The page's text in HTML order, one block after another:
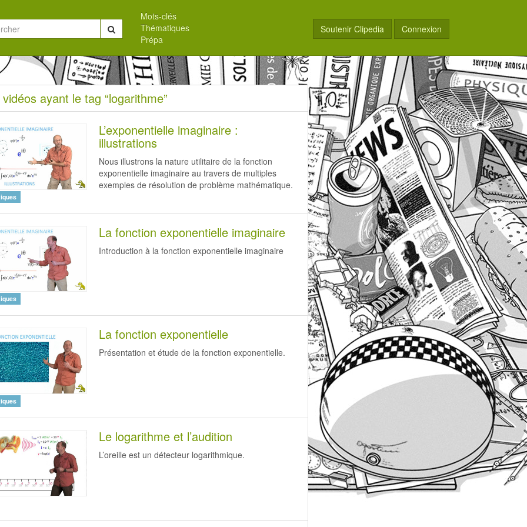
Chercher
Mots-clés
Thématiques
Prépa
Soutenir Clipedia Connexion
ayant le tag “logarithme”
L’exponentielle imaginaire :
illustrations
Nous illustrons la nature utilitaire de la fonction
exponentielle imaginaire au travers de multiples
exemples de résolution de problème mathématique.
La fonction exponentielle imaginaire
Introduction à la fonction exponentielle imaginaire
La fonction exponentielle
Présentation et étude de la fonction exponentielle.
Le logarithme et l’audition
L’oreille est un détecteur logarithmique.